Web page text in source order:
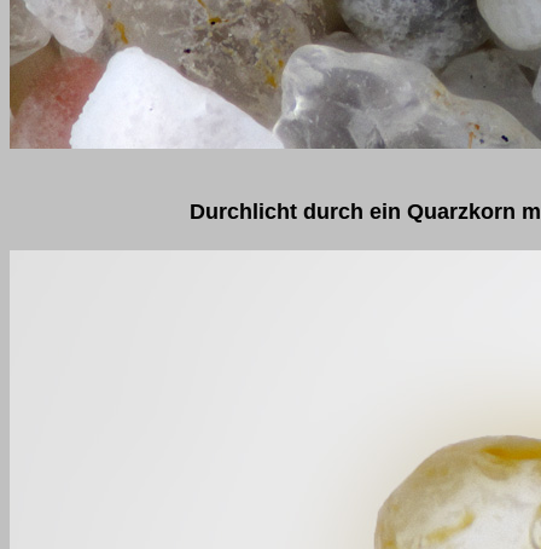
Durchlicht durch ein Quarzkorn